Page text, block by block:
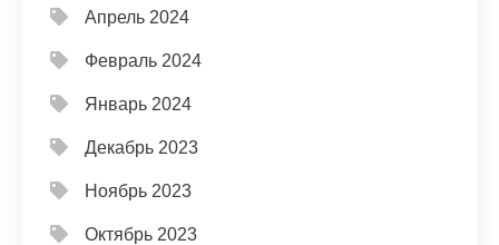
Апрель 2024
Февраль 2024
Январь 2024
Декабрь 2023
Ноябрь 2023
Октябрь 2023